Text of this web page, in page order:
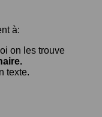
à:
on les trouve
texte.